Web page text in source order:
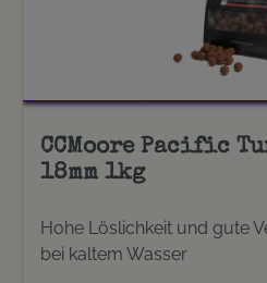
CCMoore Pacific
18mm 1kg
Hohe Löslichkeit und gute
bei kaltem Wasser